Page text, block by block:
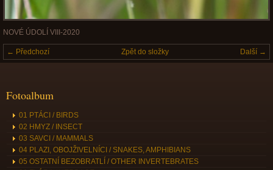
NOVÉ ÚDOLÍ VIII-2020
← Předchozí Další →
Zpět do složky
Fotoalbum
01 PTÁCI / BIRDS
02 HMYZ / INSECT
03 SAVCI / MAMMALS
04 PLAZI, OBOJŽIVELNÍCI / SNAKES, AMPHIBIANS
05 OSTATNÍ BEZOBRATLÍ / OTHER INVERTEBRATES